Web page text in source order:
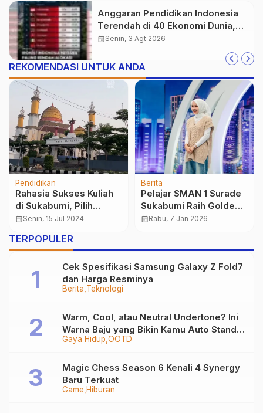
Anggaran Pendidikan Indonesia
Terendah di 40 Ekonomi Dunia,
Tantangan Akses Pendidikan
calendar_monthSenin, 3 Agt 2026
REKOMENDASI UNTUK ANDA
Pendidikan
Tugas Presentasi
Selevel Konten Kreator:
Apakah Kita Sedang
Menghibur?
calendar_monthRabu, 3 Des 2025
Berita
Mengatasi Kegagalan
dalam Bisnis: Kunci
Sukses Entrepreneur
calendar_monthRabu, 21 Agt 2024
TERPOPULER
Berita Teknologi
Cek Spesifikasi Samsung Galaxy Z Fold7
dan Harga Resminya
Gaya Hidup OOTD
Warm, Cool, atau Neutral Undertone? Ini
Warna Baju yang Bikin Kamu Auto Stand
Out
Game Hiburan
Magic Chess Season 6 Kenali 4 Synergy
Baru Terkuat